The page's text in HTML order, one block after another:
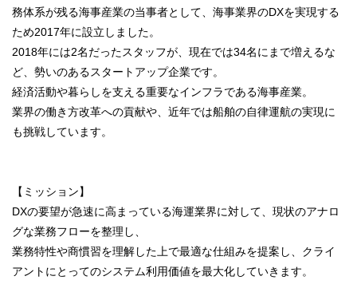
務体系が残る海事産業の当事者として、海事業界のDXを実現する
ため2017年に設立しました。
2018年には2名だったスタッフが、現在では34名にまで増えるな
ど、勢いのあるスタートアップ企業です。
経済活動や暮らしを支える重要なインフラである海事産業。
業界の働き方改革への貢献や、近年では船舶の自律運航の実現に
も挑戦しています。
【ミッション】
DXの要望が急速に高まっている海運業界に対して、現状のアナロ
グな業務フローを整理し、
業務特性や商慣習を理解した上で最適な仕組みを提案し、クライ
アントにとってのシステム利用価値を最大化していきます。